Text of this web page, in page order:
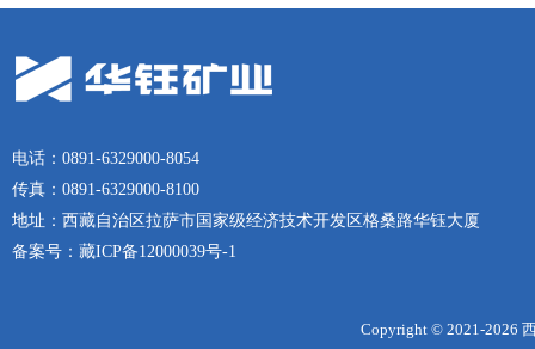
电话：0891-6329000-8054
传真：0891-6329000-8100
地址：西藏自治区拉萨市国家级经济技术开发区格桑路华钰大厦
备案号： 藏ICP备12000039号-1
Copyright © 2021-2026